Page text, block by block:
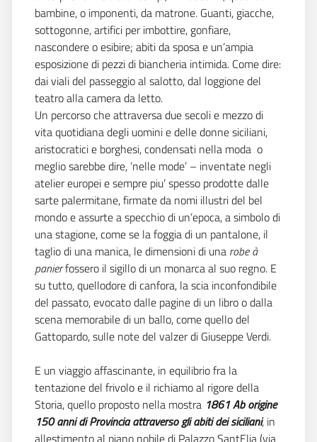
bambine, o imponenti, da matrone. Guanti, giacche,
sottogonne, artifici per imbottire, gonfiare,
nascondere o esibire; abiti da sposa e un’ampia
esposizione di pezzi di biancheria intimida. Come dire:
dai viali del passeggio al salotto, dal loggione del
teatro alla camera da letto.
Un percorso che attraversa due secoli e mezzo di
vita quotidiana degli uomini e delle donne siciliani,
aristocratici e borghesi, condensati nella moda  o
meglio sarebbe dire, ‘nelle mode’ – inventate negli
atelier europei e sempre piu’ spesso prodotte dalle
sarte palermitane, firmate da nomi illustri del bel
mondo e assurte a specchio di un’epoca, a simbolo di
una stagione, come se la foggia di un pantalone, il
taglio di una manica, le dimensioni di una robe à
panierfossero il sigillo di un monarca al suo regno. E
su tutto, quellodore di canfora, la scia inconfondibile
del passato, evocato dalle pagine di un libro o dalla
scena memorabile di un ballo, come quello del
Gattopardo, sulle note del valzer di Giuseppe Verdi.
E un viaggio affascinante, in equilibrio fra la
tentazione del frivolo e il richiamo al rigore della
Storia, quello proposto nella mostra 1861 Ab origine 
150 anni di Provincia attraverso gli abiti dei siciliani, in